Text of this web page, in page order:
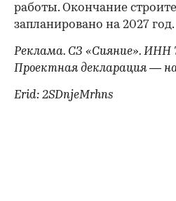
работы. Окончание
запланировано на 2027 год.
Реклама. СЗ «Сияние». ИНН
Проектная декларация —
Erid: 2SDnjeMrhns